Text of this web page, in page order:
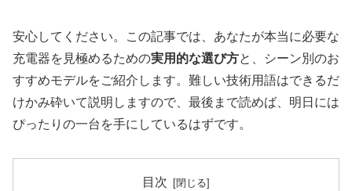
安心してください。この記事では、あなたが本当に必要な
充電器を見極めるための実用的な選び方と、シーン別のお
すすめモデルをご紹介します。難しい技術用語はできるだ
けかみ砕いて説明しますので、最後まで読めば、明日には
ぴったりの一台を手にしているはずです。
目次